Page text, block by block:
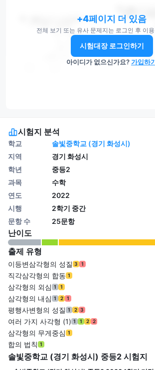
+4페이지 더 있음
전체 보기 또는 유사 문제지는 로그인 후 이
시험대장 로그인하기
아이디가 없으신가요?가입하
시험지 분석
학교
솔빛중학교 (경기 화성시)
지역
경기 화성시
학년
중등2
과목
수학
연도
2022
시행
2학기 중간
문항 수
25문항
난이도
출제 유형
이등변삼각형의 성질 3 1
직각삼각형의 합동 1
삼각형의 외심 1 1
삼각형의 내심 1 2 1
평행사변형의 성질 1 2 3
여러 가지 사각형 (1) 1 1 2 2
삼각형의 무게중심 1
합의 법칙 1
솔빛중학교 (경기 화성시) 중등2 시험지